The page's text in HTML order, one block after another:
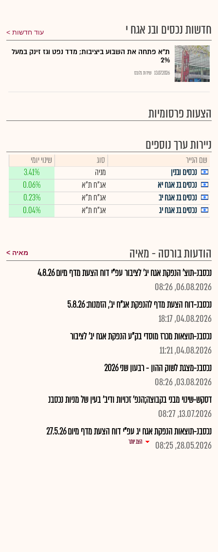
חדשות נכסים ובנ אגח י עוד חדשות
ת"א פתחה את השבוע ביציבות; מדד נפט וגז זינק במעל
2%
13.07.2026 שירות גלובס
הצעות פרסומיות
ניירות ערך נוספים
שם הנייר סוג
שינוי יומי
נכסים ובנין
מניה
3.41%
נכסים בנ אגח יא
אג"ח ת"א
0.06%
נכסים בנ אגח יב
אג"ח ת"א
0.23%
נכסים בנ אגח יג
אג"ח ת"א 0.04%
הודעות בורסה - מאיה מאיה
נכסבנ-תוצ' הנפקת אגח יג' לציבור עפ"י דוח הצעת מדף מיום 4.8.26
06.08.2026, 08:26
נכסבנ-דוח הצעת מדף להנפקת אג"ח יג', הזמנות: 5.8.26
04.08.2026, 18:17
נכסבנ-תוצאות מכרז מוסדי בק"ע הנפקת אגח יג' לציבור
04.08.2026, 11:21
נכסבנ-מצגת לשוק ההון - רבעון שני 2026
03.08.2026, 08:26
דסקש-שינוי מבני בקבוצה;הנפ' זכויות ודיב' בעין של מניות נכסבנ
13.07.2026, 08:27
נכסבנ-תוצאות הנפקת אגח יג עפ"י דוח הצעת מדף מיום 27.5.26
28.05.2026, 08:25
הצג יותר